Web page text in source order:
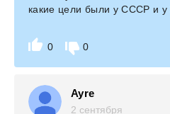
0 0
какие цели были у СССР и у
Ayre
2 сентября